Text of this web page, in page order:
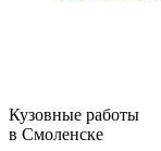
Кузовные работы
в Смоленске